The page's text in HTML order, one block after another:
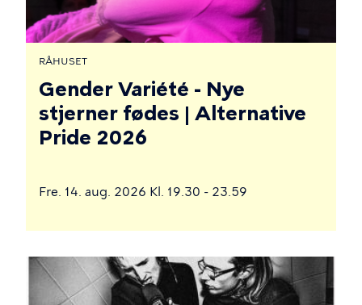
RÅHUSET
Gender Variété - Nye
stjerner fødes | Alternative
Pride 2026
Fre. 14. aug. 2026 Kl. 19.30 - 23.59